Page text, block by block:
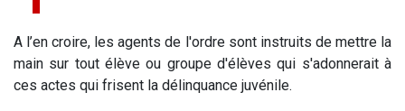
A l’en croire, les agents de l'ordre sont instruits de mettre la
main sur tout élève ou groupe d'élèves qui s'adonnerait à
ces actes qui frisent la délinquance juvénile.